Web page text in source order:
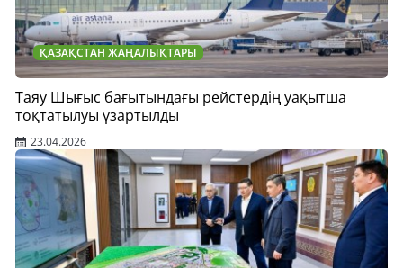
ҚАЗАҚСТАН ЖАҢАЛЫҚТАРЫ
Таяу Шығыс бағытындағы рейстердің уақытша
тоқтатылуы ұзартылды
23.04.2026